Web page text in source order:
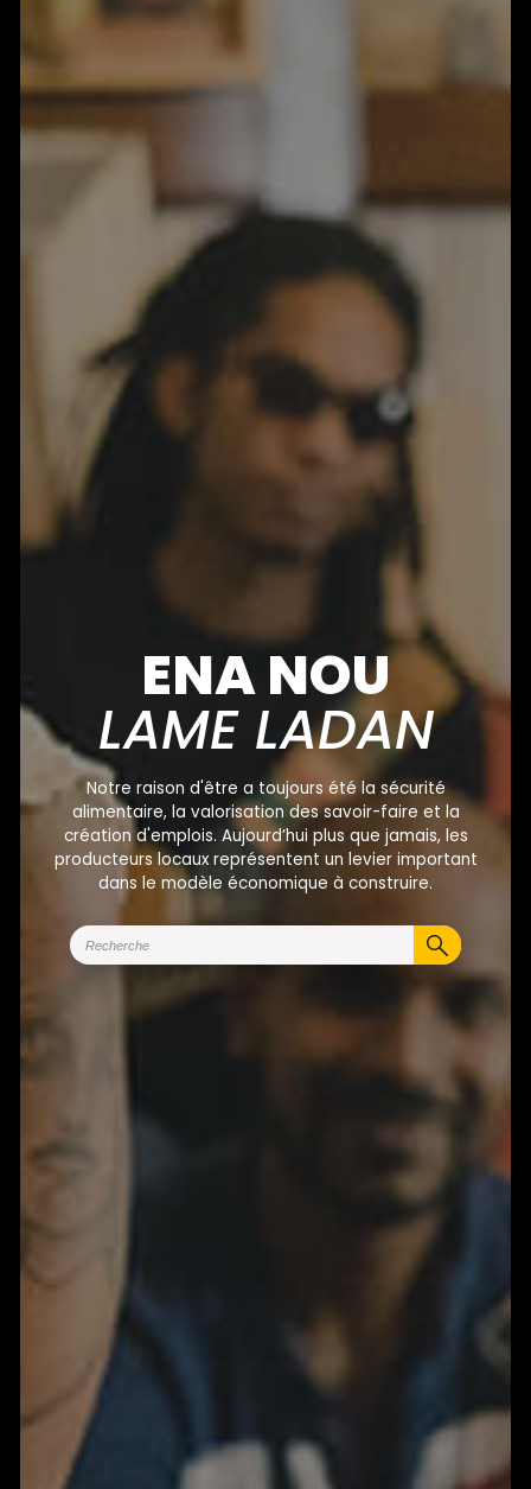
ENA NOU
LAME LADAN
Notre raison d'être a toujours été la sécurité
alimentaire, la valorisation des savoir-faire et la
création d'emplois. Aujourd’hui plus que jamais, les
producteurs locaux représentent un levier important
dans le modèle économique à construire.